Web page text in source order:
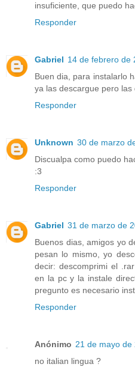
insuficiente, que puedo
Responder
Gabriel 14 de febrero de
Buen dia, para instalarlo
ya las descargue pero
Responder
Unknown 30 de marzo
Discualpa como puedo
:3
Responder
Gabriel 31 de marzo de
Buenos dias, amigos yo
pesan lo mismo, yo
decir: descomprimi el
en la pc y la instale
pregunto es necesario
Responder
Anónimo 21 de mayo de
no italian lingua ?